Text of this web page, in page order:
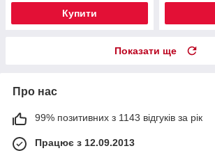
Купити
Показати ще
Про нас
99% позитивних з 1143 відгуків за рік
Працює з 12.09.2013